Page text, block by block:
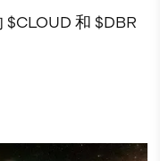
和 $DBR